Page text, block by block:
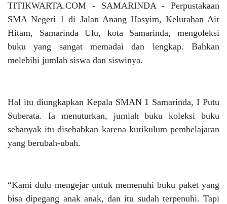
TITIKWARTA.COM - SAMARINDA - Perpustakaan
SMA Negeri 1 di Jalan Anang Hasyim, Kelurahan Air
Hitam, Samarinda Ulu, kota Samarinda, mengoleksi
buku yang sangat memadai dan lengkap. Bahkan
melebihi jumlah siswa dan siswinya.
Hal itu diungkapkan Kepala SMAN 1 Samarinda, I Putu
Suberata. Ia menuturkan, jumlah buku koleksi buku
sebanyak itu disebabkan karena kurikulum pembelajaran
yang berubah-ubah.
“Kami dulu mengejar untuk memenuhi buku paket yang
bisa dipegang anak anak, dan itu sudah terpenuhi. Tapi